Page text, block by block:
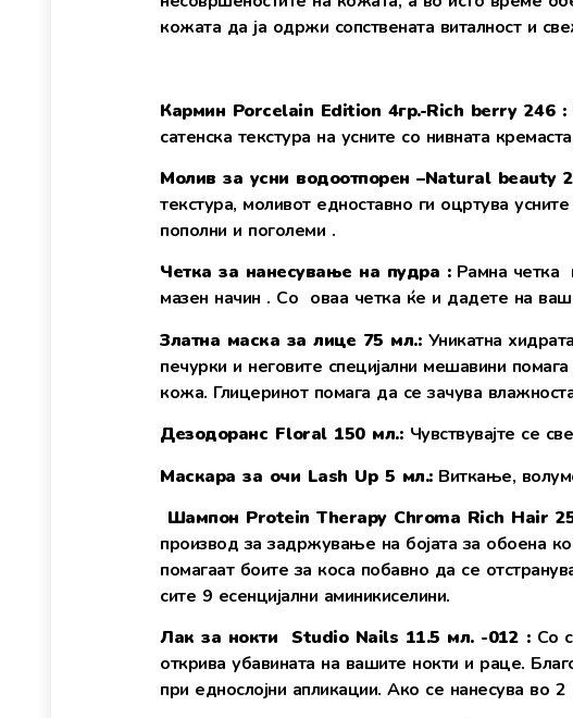
кожата да ја одржи сопствената виталност и
Кармин Porcelain Edition 4гр.-Rich berry 246 :
сатенска текстура на усните со нивната
Молив за усни водоотпорен –Natural beauty
текстура, моливот едноставно ги oцртува
пополни и поголеми .
Четка за нанесување на пудра :Рамна четка
мазен начин . Со оваа четка ќе и дадете на
Златна маска за лице 75 мл.: Уникатна
печурки и неговите специјални мешавини
кожа. Глицеринот помага да се зачува
Дезодоранс Floral 150 мл.: Чувствувајте се
Маскара за очи Lash Up 5 мл.:Виткање,
Шампон Protein Therapy Chroma Rich Hair
производ за задржување на бојата за обоена
помагаат боите за коса побавно да се
сите 9 есенцијални аминикиселини.
Лак за нокти Studio Nails 11.5 мл. -012 : Со
открива убавината на вашите нокти и раце.
при еднослојни апликации. Ако се нанесува во